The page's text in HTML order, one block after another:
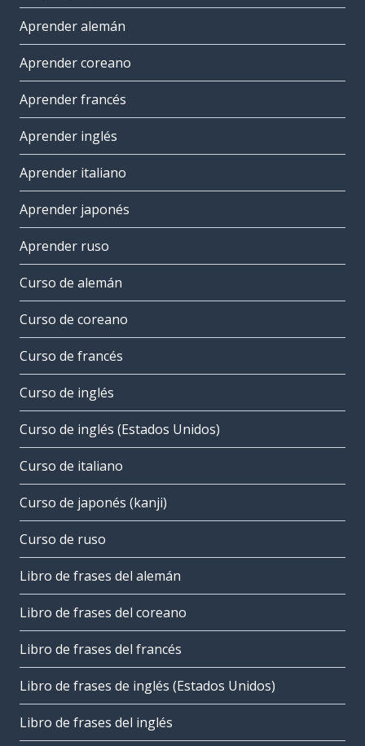
Aprender alemán
Aprender coreano
Aprender francés
Aprender inglés
Aprender italiano
Aprender japonés
Aprender ruso
Curso de alemán
Curso de coreano
Curso de francés
Curso de inglés
Curso de inglés (Estados Unidos)
Curso de italiano
Curso de japonés (kanji)
Curso de ruso
Libro de frases del alemán
Libro de frases del coreano
Libro de frases del francés
Libro de frases de inglés (Estados Unidos)
Libro de frases del inglés